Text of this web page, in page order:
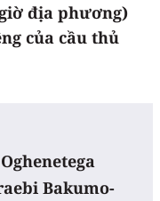
địa phương)
của cầu thủ
Bakumo-